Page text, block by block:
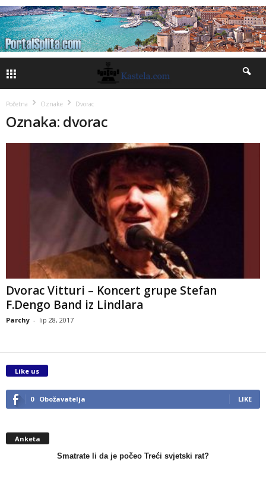
Početna Oznake Dvorac
Oznaka: dvorac
Dvorac Vitturi – Koncert grupe Stefan
F.Dengo Band iz Lindlara
Parchy - lip 28, 2017
Like us
0 Obožavatelja LIKE
Anketa
Smatrate li da je počeo Treći svjetski rat?